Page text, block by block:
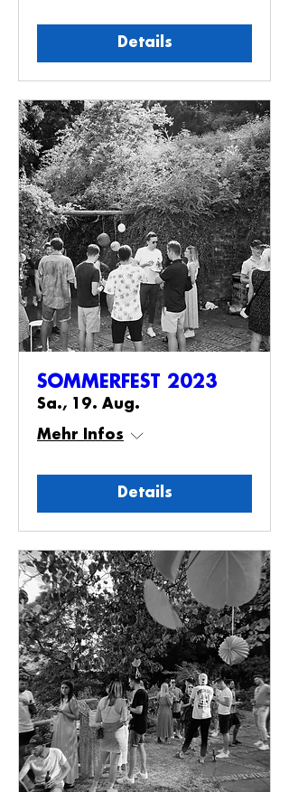
Details
SOMMERFEST 2023
Sa., 19. Aug.
Mehr Infos
Details